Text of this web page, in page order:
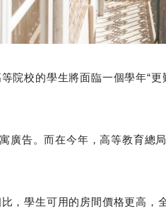
院校的學生將面臨一個學年“
廣告。而在今年，高等教育
，學生可用的房間價格更高